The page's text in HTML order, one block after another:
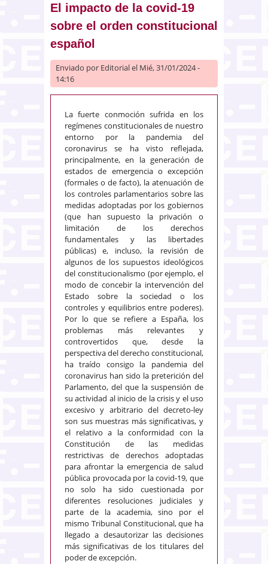
del SNS desde una perspectiva
administrativo-financiera
El impacto de la covid-19
sobre el orden constitucional
español
Enviado por Editorialel Mié, 31/01/2024 -
14:16
La fuerte conmoción sufrida en los
regímenes constitucionales de nuestro
entorno por la pandemia del
coronavirus se ha visto reflejada,
principalmente, en la generación de
estados de emergencia o excepción
(formales o de facto), la atenuación de
los controles parlamentarios sobre las
medidas adoptadas por los gobiernos
(que han supuesto la privación o
limitación de los derechos
fundamentales y las libertades
públicas) e, incluso, la revisión de
algunos de los supuestos ideológicos
del constitucionalismo (por ejemplo, el
modo de concebir la intervención del
Estado sobre la sociedad o los
controles y equilibrios entre poderes).
Por lo que se refiere a España, los
problemas más relevantes y
controvertidos que, desde la
perspectiva del derecho constitucional,
ha traído consigo la pandemia del
coronavirus han sido la preterición del
Parlamento, del que la suspensión de
su actividad al inicio de la crisis y el uso
excesivo y arbitrario del decreto-ley
son sus muestras más significativas, y
el relativo a la conformidad con la
Constitución de las medidas
restrictivas de derechos adoptadas
para afrontar la emergencia de salud
pública provocada por la covid-19, que
no solo ha sido cuestionada por
diferentes resoluciones judiciales y
parte de la academia, sino por el
mismo Tribunal Constitucional, que ha
llegado a desautorizar las decisiones
más significativas de los titulares del
poder de excepción.